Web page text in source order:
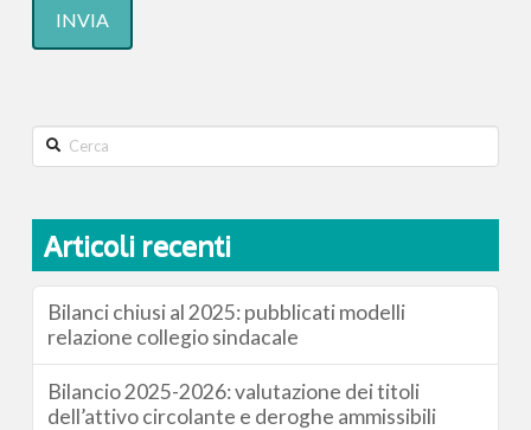
Search
Articoli recenti
Bilanci chiusi al 2025: pubblicati modelli
relazione collegio sindacale
Bilancio 2025-2026: valutazione dei titoli
dell’attivo circolante e deroghe ammissibili